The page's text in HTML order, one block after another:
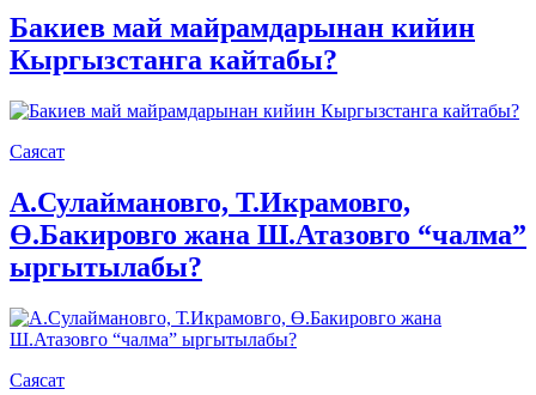
Бакиев май майрамдарынан кийин
Кыргызстанга кайтабы?
Саясат
А.Сулаймановго, Т.Икрамовго,
Ө.Бакировго жана Ш.Атазовго “чалма”
ыргытылабы?
Саясат